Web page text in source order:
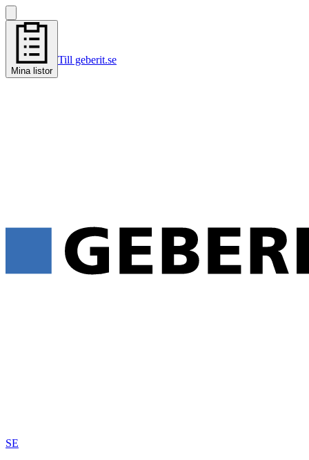
Mina listor
Till geberit.se
SE